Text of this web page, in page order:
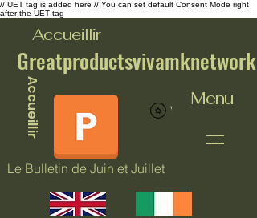
// UET tag is added here // You can set default Consent Mode right
after the UET tag
Accueillir
Le Bulletin de Juin et Juillet
Greatproductsvivamknetwork
Menu
Accueillir